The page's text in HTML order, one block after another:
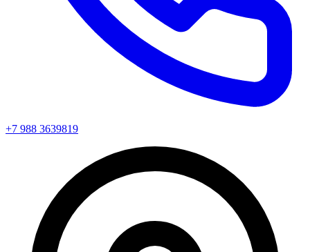
+7 988 3639819